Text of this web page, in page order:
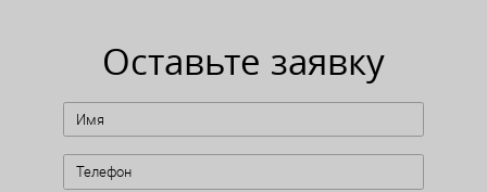
Оставьте заявку